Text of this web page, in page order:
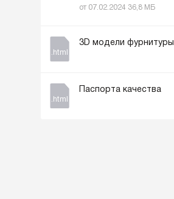
от 07.02.2024 36,8 МБ
.html
3D модели фурнитуры
.html
Паспорта качества